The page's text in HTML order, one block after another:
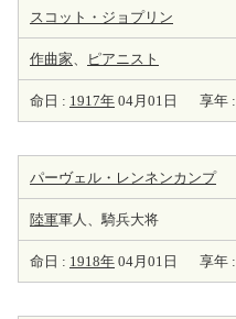
スコット・ジョプリン
作曲家、 ピアニスト
命日 : 1917年 04月01日 享年 :
パーヴェル・レンネンカンプ
陸軍軍人、騎兵大将
命日 : 1918年 04月01日 享年 :